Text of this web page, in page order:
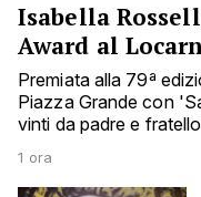
Isabella
Award al
Premiata alla 79ª
Piazza Grande con
vinti da padre e fratello
1 ora